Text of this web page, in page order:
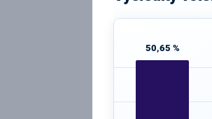
50,65 %